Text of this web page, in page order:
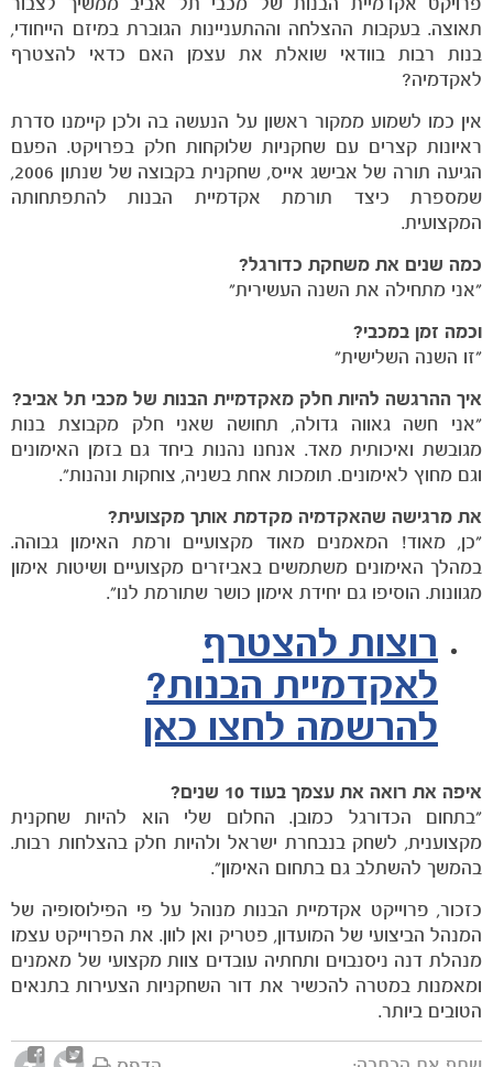
הקבוצות
משחקים
ותוצאות
תאוצה. בעקבות ההצלחה וההתעניינות הגוברת במיזם הייחודי,
בנות רבות בוודאי שואלת את עצמן האם כדאי להצטרף
לאקדמיה?
אין כמו לשמוע ממקור ראשון על הנעשה בה ולכן קיימנו סדרת
ראיונות קצרים עם שחקניות שלוקחות חלק בפרויקט. הפעם
הגיעה תורה של אבישג אייס, שחקנית בקבוצה של שנתון 2006,
שמספרת כיצד תורמת אקדמיית הבנות להתפתחותה
המקצועית.
כמה שנים את משחקת כדורגל?
"אני מתחילה את השנה העשירית"
וכמה זמן במכבי?
"זו השנה השלישית"
איך ההרגשה להיות חלק מאקדמיית הבנות של מכבי תל אביב?
"אני חשה גאווה גדולה, תחושה שאני חלק מקבוצת בנות
מגובשת ואיכותית מאד. אנחנו נהנות ביחד גם בזמן האימונים
וגם מחוץ לאימונים. תומכות אחת בשניה, צוחקות ונהנות".
את מרגישה שהאקדמיה מקדמת אותך מקצועית?
"כן, מאוד! המאמנים מאוד מקצועיים ורמת האימון גבוהה.
במהלך האימונים משתמשים באביזרים מקצועיים ושיטות אימון
מגוונות. הוסיפו גם יחידת אימון כושר שתורמת לנו".
רוצות להצטרף
לאקדמיית הבנות?
להרשמה לחצו כאן
איפה את רואה את עצמך בעוד 10 שנים?
"בתחום הכדורגל כמובן. החלום שלי הוא להיות שחקנית
מקצוענית, לשחק בנבחרת ישראל ולהיות חלק בהצלחות רבות.
בהמשך להשתלב גם בתחום האימון".
כזכור, פרוייקט אקדמיית הבנות מנוהל על פי הפילוסופיה של
המנהל הביצועי של המועדון, פטריק ואן לוון. את הפרוייקט עצמו
מנהלת דנה ניסנבוים ותחתיה עובדים צוות מקצועי של מאמנים
ומאמנות במטרה להכשיר את דור השחקניות הצעירות בתנאים
הטובים ביותר.